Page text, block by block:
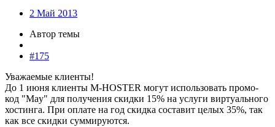
2 Май 2013
Автор темы
#175
Уважаемые клиенты!
До 1 июня клиенты M-HOSTER могут использовать промо-
код "May" для получения скидки 15% на услуги виртуального
хостинга. При оплате на год скидка составит целых 35%, так
как все скидки суммируются.